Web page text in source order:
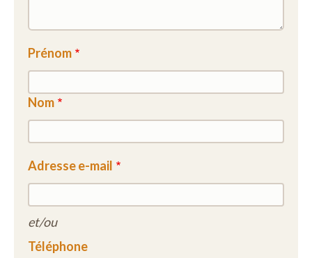
Prénom
Nom
Adresse e-mail
et/ou
Téléphone